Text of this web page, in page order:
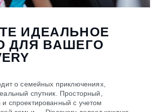
ИДЕАЛЬНОЕ
ДЛЯ ВАШЕГО
о семейных приключениях,
спутник. Просторный,
спроектированный с учетом